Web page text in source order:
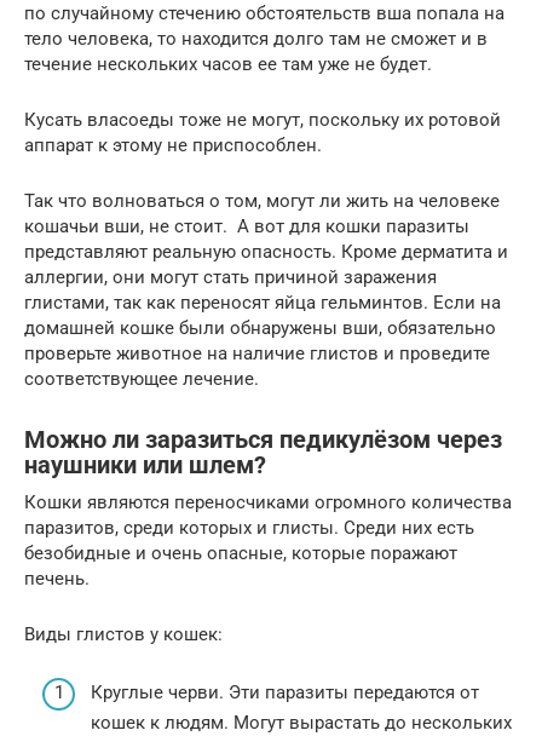
по случайному стечению обстоятельств вша попала на
тело человека, то находится долго там не сможет и в
течение нескольких часов ее там уже не будет.
Кусать власоеды тоже не могут, поскольку их ротовой
аппарат к этому не приспособлен.
Так что волноваться о том, могут ли жить на человеке
кошачьи вши, не стоит. А вот для кошки паразиты
представляют реальную опасность. Кроме дерматита и
аллергии, они могут стать причиной заражения
глистами, так как переносят яйца гельминтов. Если на
домашней кошке были обнаружены вши, обязательно
проверьте животное на наличие глистов и проведите
соответствующее лечение.
Можно ли заразиться педикулёзом через
наушники или шлем?
Кошки являются переносчиками огромного количества
паразитов, среди которых и глисты. Среди них есть
безобидные и очень опасные, которые поражают
печень.
Виды глистов у кошек:
Круглые черви. Эти паразиты передаются от
кошек к людям. Могут вырастать до нескольких